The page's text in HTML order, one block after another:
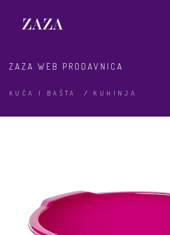
ZAZA WEB PRODAVNICA
KUĆA I BAŠTA / KUHINJA